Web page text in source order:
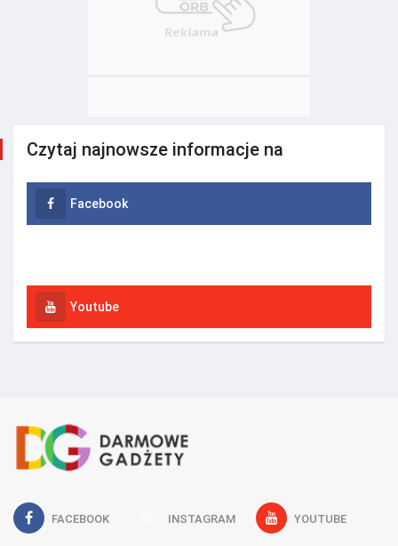
Czytaj najnowsze informacje na
Facebook
Youtube
FACEBOOK INSTAGRAM YOUTUBE